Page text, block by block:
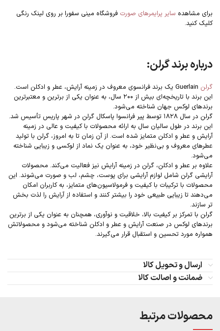
برای مشاهده سایر پرایمرهای صورت فروشگاه مینی سفورا بر روی لینک رنگی
کلیک کنید.
درباره برند گرلن:
گرلن
Guerlain یک برند فرانسوی معروف در زمینه آرایش، عطر و ادکلن است.
این برند با تاریخچه‌ای بیش از ۲۰۰ سال، به عنوان یکی از برترین و معتبرترین
برندهای لوکس جهان شناخته می‌شود.
گرلن در سال ۱۸۲۸ توسط پیر فرانسوا پاسکال گرلن در شهر پاریس تأسیس شد.
این برند در طول سالیان سال به ارائه محصولات با کیفیت و عالی در زمینه
آرایش و عطر و ادکلن متمایز شده است. از آن زمان تا به امروز، گرلن با تولید
عطرهای معروف و بی‌نظیر خود، به عنوان یک نماد از لوکسی و زیبایی شناخته
می‌شود.
علاوه بر عطر و ادکلن، گرلن در زمینه آرایش نیز فعالیت می‌کند. محصولات
آرایشی گرلن شامل لوازم آرایشی برای پوست، چشم، لب و صورت می‌شوند. این
محصولات با ترکیبات با کیفیت و فرمولاسیون‌های متمایز، به کاربران امکان
می‌دهند تا زیبایی طبیعی خود را بیشتر کنند و استفاده از آرایش را لذت بخش
تر سازند.
گرلن با تمرکز بر کیفیت بالا، خلاقیت و نوآوری، همچنان به عنوان یکی از برترین
برندهای لوکس در صنعت آرایش و عطر و ادکلن شناخته می‌شود و محصولاتش
همواره مورد تحسین و استقبال قرار می‌گیرند.
ارسال و تحویل کالا
ضمانت و اصالت کالا
محصولات مرتبط